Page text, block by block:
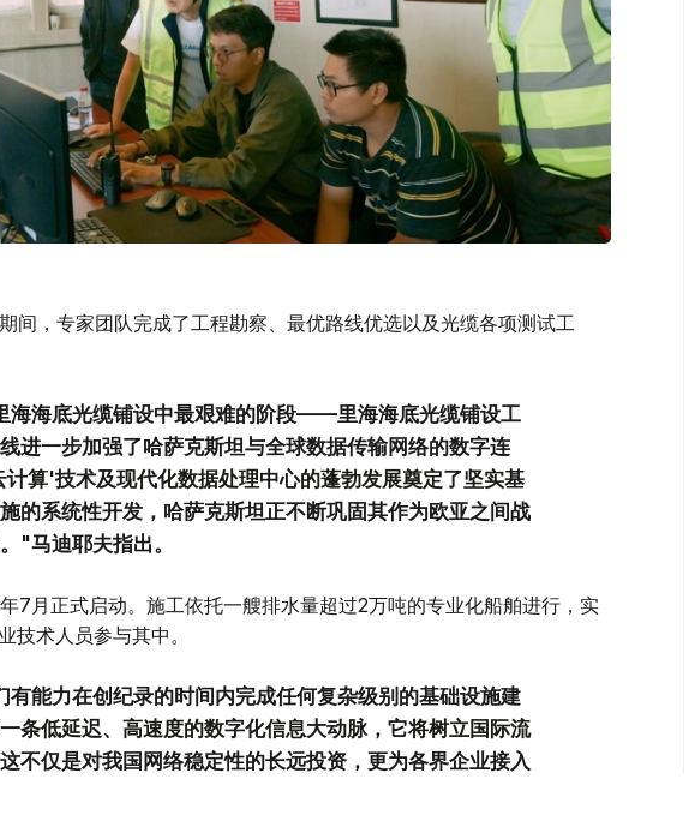
间，专家团队完成了工程勘察、最优路线优选以及光缆各项测试工
海海底光缆铺设中最艰难的阶段——里海海底光缆铺设工
进一步加强了哈萨克斯坦与全球数据传输网络的数字连
算'技术及现代化数据处理中心的蓬勃发展奠定了坚实基
的系统性开发，哈萨克斯坦正不断巩固其作为欧亚之间战
"马迪耶夫指出。
7月正式启动。施工依托一艘排水量超过2万吨的专业化船舶进行，实
技术人员参与其中。
有能力在创纪录的时间内完成任何复杂级别的基础设施建
条低延迟、高速度的数字化信息大动脉，它将树立国际流
不仅是对我国网络稳定性的长远投资，更为各界企业接入